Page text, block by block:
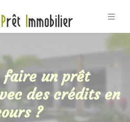
faire un prêt
des crédits en
?